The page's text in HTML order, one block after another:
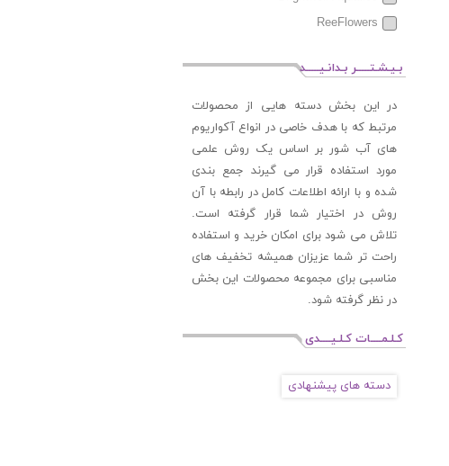
ReeFlowers
بـیـشـتـــــر بـدانـیـــــد
در این بخش دسته هایی از محصولات
مرتبط که با هدف خاصی در انواع آکواریوم
های آب شور بر اساس یک روش علمی
مورد استفاده قرار می گیرند جمع بندی
شده و با ارائه اطلاعات کامل در رابطه با آن
روش در اختیار شما قرار گرفته است.
تلاش می شود برای امکان خرید و استفاده
راحت تر شما عزیزان همیشه تخفیف های
مناسبی برای مجموعه محصولات این بخش
در نظر گرفته شود.
کـلـمــــات کـلـیــــدی
دسته های پیشنهادی